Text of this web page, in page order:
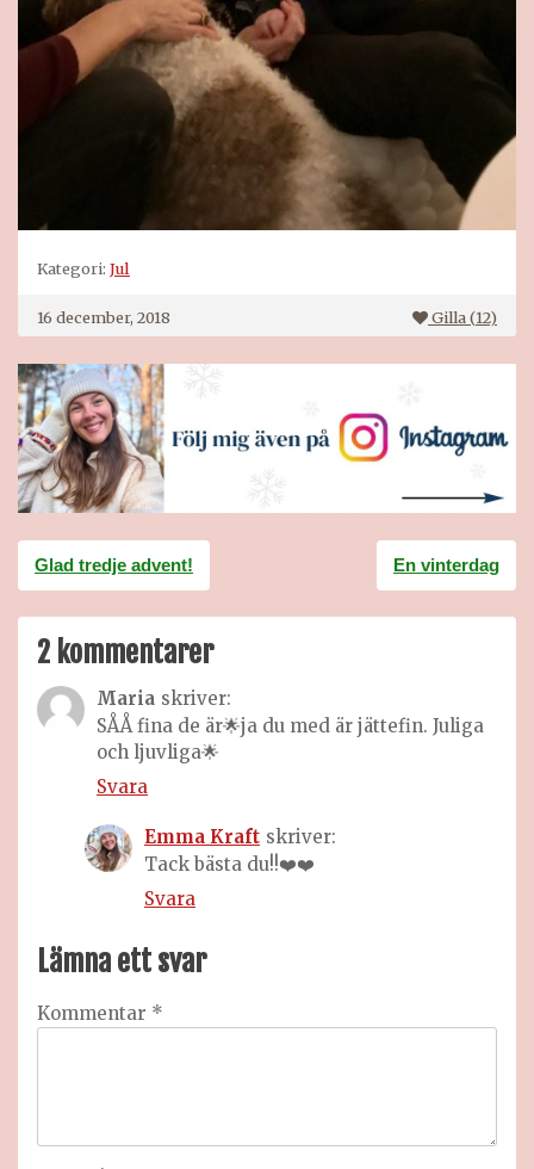
Kategori: Jul
16 december, 2018 Gilla (12)
Inläggsnavigering
Glad tredje advent! En vinterdag
2 kommentarer
Maria skriver:
SÅÅ fina de är🌟ja du med är jättefin. Juliga
och ljuvliga🌟
Svara
Emma Kraft skriver:
Tack bästa du!!❤️❤️
Svara
Lämna ett svar
Kommentar *